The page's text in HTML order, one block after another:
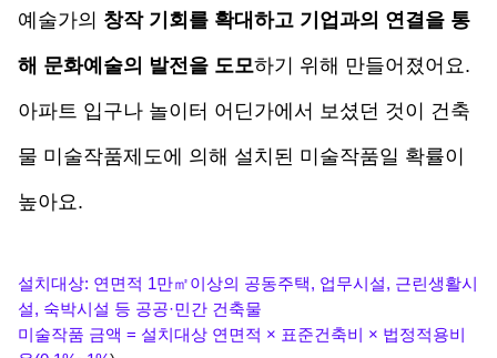
예술가의 창작 기회를 확대하고 기업과의 연결을 통
해 문화예술의 발전을 도모하기 위해 만들어졌어요.
아파트 입구나 놀이터 어딘가에서 보셨던 것이 건축
물 미술작품제도에 의해 설치된 미술작품일 확률이
높아요.
설치대상: 연면적 1만㎡이상의 공동주택, 업무시설, 근린생활시
설, 숙박시설 등 공공·민간 건축물
미술작품 금액 = 설치대상 연면적 × 표준건축비 × 법정적용비